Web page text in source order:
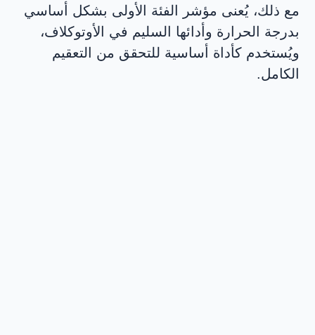
مع ذلك، يُعنى مؤشر الفئة الأولى بشكل أساسي
بدرجة الحرارة وأدائها السليم في الأوتوكلاف،
ويُستخدم كأداة أساسية للتحقق من التعقيم
الكامل.